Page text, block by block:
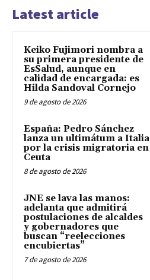
Latest article
Keiko Fujimori nombra a
su primera presidente de
EsSalud, aunque en
calidad de encargada: es
Hilda Sandoval Cornejo
9 de agosto de 2026
España: Pedro Sánchez
lanza un ultimátum a Italia
por la crisis migratoria en
Ceuta
8 de agosto de 2026
JNE se lava las manos:
adelanta que admitirá
postulaciones de alcaldes
y gobernadores que
buscan “reelecciones
encubiertas”
7 de agosto de 2026